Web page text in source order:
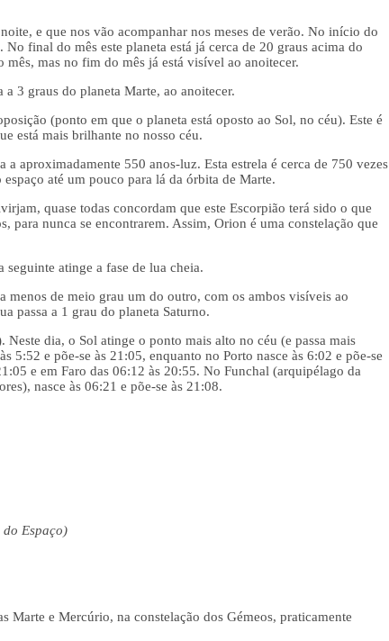
e que nos vão acompanhar nos meses de verão. No início do
final do mês este planeta está já cerca de 20 graus acima do
mas no fim do mês já está visível ao anoitecer.
3 graus do planeta Marte, ao anoitecer.
(ponto em que o planeta está oposto ao Sol, no céu). Este é
está mais brilhante no nosso céu.
aproximadamente 550 anos-luz. Esta estrela é cerca de 750 vezes
até um pouco para lá da órbita de Marte.
quase todas concordam que este Escorpião terá sido o que
para nunca se encontrarem. Assim, Orion é uma constelação que
seguinte atinge a fase de lua cheia.
menos de meio grau um do outro, com os ambos visíveis ao
passa a 1 grau do planeta Saturno.
dia, o Sol atinge o ponto mais alto no céu (e passa mais
5:52 e põe-se às 21:05, enquanto no Porto nasce às 6:02 e põe-se
e em Faro das 06:12 às 20:55. No Funchal (arquipélago da
nasce às 06:21 e põe-se às 21:08.
Espaço)
e Mercúrio, na constelação dos Gémeos, praticamente